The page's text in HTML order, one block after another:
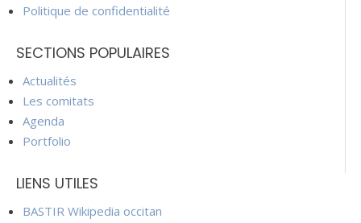
Politique de confidentialité
SECTIONS POPULAIRES
Actualités
Les comitats
Agenda
Portfolio
LIENS UTILES
BASTIR Wikipedia occitan